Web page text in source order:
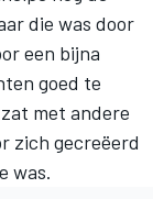
die was door
een bijna
goed te
met andere
zich gecreëerd
was.